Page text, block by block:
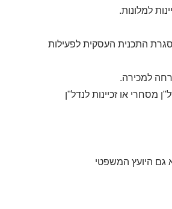
למלונות.
התכנית העסקית לפעילות
למכירה.
מסחרי או זכיינות לנדל"ן
גם היועץ המשפטי